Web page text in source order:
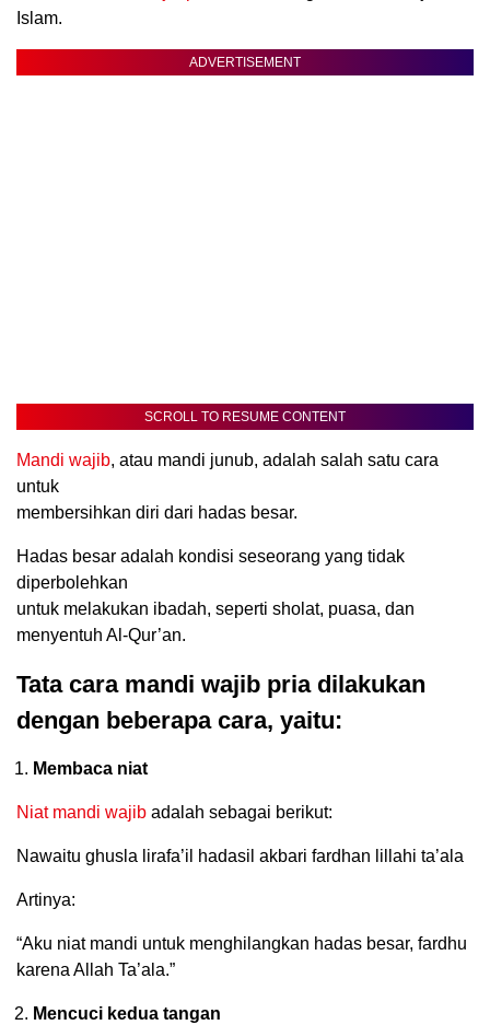
Islam.
ADVERTISEMENT
SCROLL TO RESUME CONTENT
Mandi wajib, atau mandi junub, adalah salah satu cara
untuk
membersihkan diri dari hadas besar.
Hadas besar adalah kondisi seseorang yang tidak
diperbolehkan
untuk melakukan ibadah, seperti sholat, puasa, dan
menyentuh Al-Qur’an.
Tata cara mandi wajib pria dilakukan
dengan beberapa cara, yaitu:
Membaca niat
Niat mandi wajib adalah sebagai berikut:
Nawaitu ghusla lirafa’il hadasil akbari fardhan lillahi ta’ala
Artinya:
“Aku niat mandi untuk menghilangkan hadas besar, fardhu
karena Allah Ta’ala.”
Mencuci kedua tangan